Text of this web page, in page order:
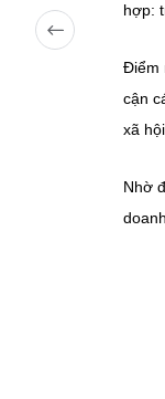
hợp:
Điểm
cận
xã
Nhờ